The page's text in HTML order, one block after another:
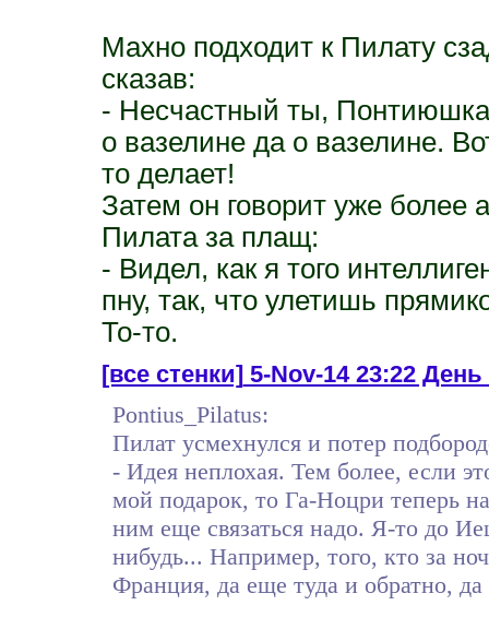
Махно подходит к Пилату
сказав:
- Несчастный ты,
о вазелине да о вазелине.
то делает!
Затем он говорит уже более
Пилата за плащ:
- Видел, как я того
пну, так, что улетишь
То-то.
[все стенки]5-Nov-14 23:22 День
Pontius_Pilatus:
Пилат усмехнулся и потер
- Идея неплохая. Тем более, если
мой подарок, то Га-Ноцри теперь
ним еще связаться надо. Я-то до
нибудь... Например, того, кто за
Франция, да еще туда и обратно,